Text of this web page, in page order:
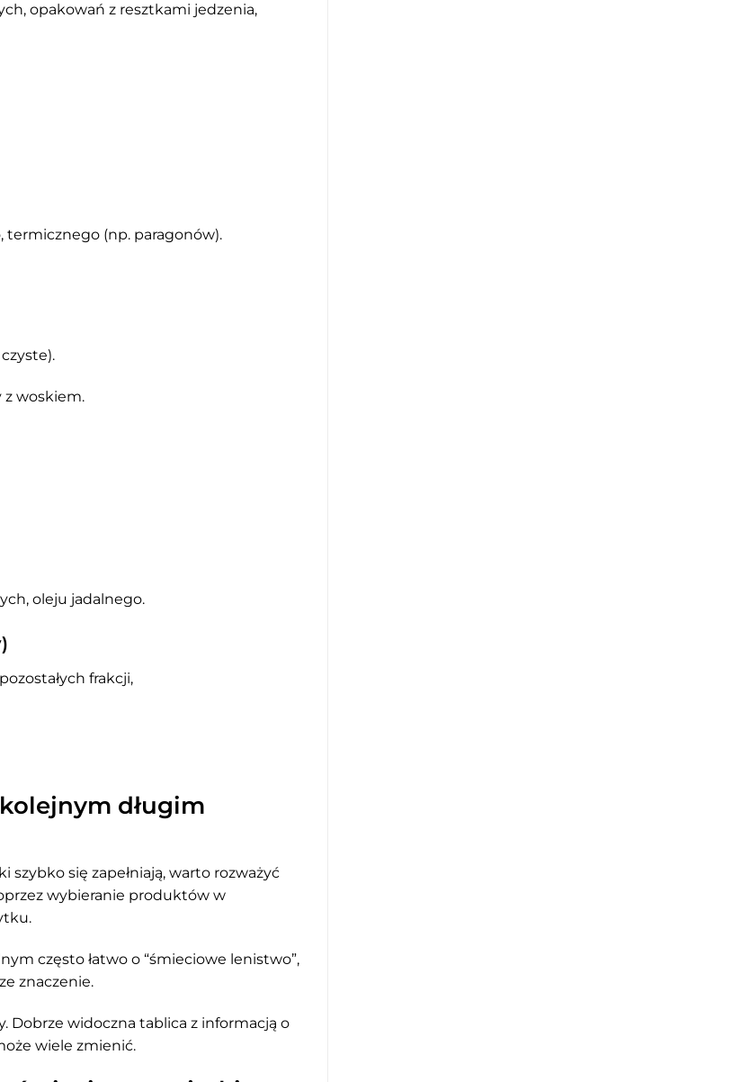
opakowań z resztkami jedzenia,
termicznego (np. paragonów).
z woskiem.
oleju jadalnego.
frakcji,
długim
szybko się zapełniają, warto rozważyć
wybieranie produktów w
często łatwo o “śmieciowe lenistwo”,
znaczenie.
Dobrze widoczna tablica z informacją o
wiele zmienić.